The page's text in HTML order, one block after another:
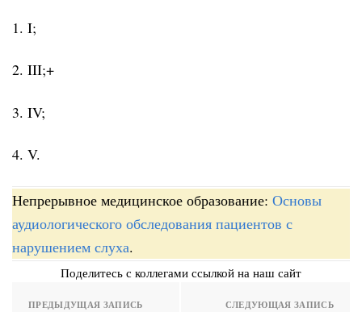
1. I;
2. III;+
3. IV;
4. V.
Непрерывное медицинское образование: Основы
аудиологического обследования пациентов с
нарушением слуха.
Поделитесь с коллегами ссылкой на наш сайт
ПРЕДЫДУЩАЯ ЗАПИСЬ СЛЕДУЮЩАЯ ЗАПИСЬ